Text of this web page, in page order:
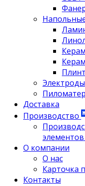
Электроды
Доставка
Производство
О компании
О нас
Карточка
Контакты